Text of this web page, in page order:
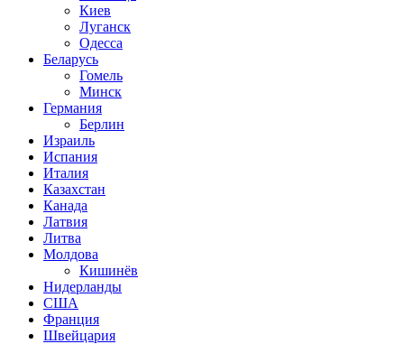
Киев
Луганск
Одесса
Беларусь
Гомель
Минск
Германия
Берлин
Израиль
Испания
Италия
Казахстан
Канада
Латвия
Литва
Молдова
Кишинёв
Нидерланды
США
Франция
Швейцария